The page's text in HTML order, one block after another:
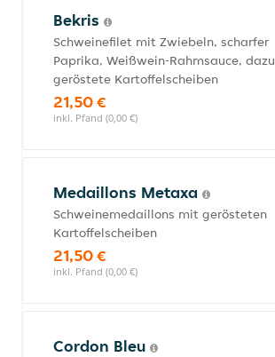
Bekris
Schweinefilet mit Zwiebeln, scharfer
Paprika, Weißwein-Rahmsauce, dazu
geröstete Kartoffelscheiben
21,50 €
inkl. Pfand (0,00 €)
Medaillons Metaxa
Schweinemedaillons mit gerösteten
Kartoffelscheiben
21,50 €
inkl. Pfand (0,00 €)
Cordon Bleu